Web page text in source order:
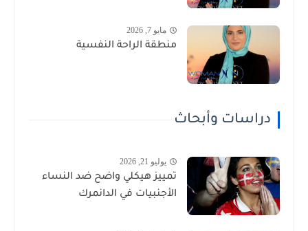
مايو 7, 2026
منطقة الراحة النفسية
دراسات وأبحاث
يوليو 21, 2026
تمييز هيكلي واضح ضد النساء
الأجنبيات في الدانمرك